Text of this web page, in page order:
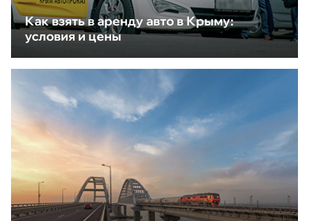
Как взять в аренду авто в Крыму:
условия и цены